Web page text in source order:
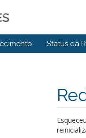
Status da